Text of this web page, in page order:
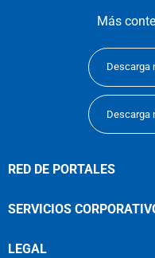
Más
Descarga
Descarga
RED DE PORTALES
SERVICIOS
LEGAL